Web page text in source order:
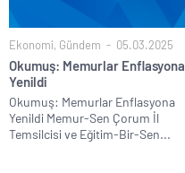
Ekonomi, Gündem 05.03.2025
Okumuş: Memurlar Enflasyona
Yenildi
Okumuş: Memurlar Enflasyona
Yenildi Memur-Sen Çorum İl
Temsilcisi ve Eğitim-Bir-Sen...